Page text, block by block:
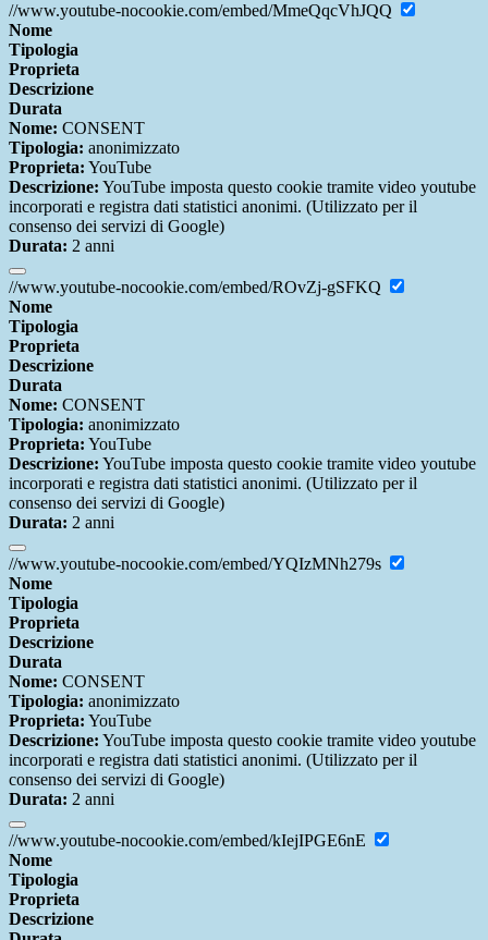
//www.youtube-nocookie.com/embed/MmeQqcVhJQQ
Nome
Tipologia
Proprieta
Descrizione
Durata
Nome: CONSENT
Tipologia: anonimizzato
Proprieta: YouTube
Descrizione: YouTube imposta questo cookie tramite video youtube
incorporati e registra dati statistici anonimi. (Utilizzato per il
consenso dei servizi di Google)
Durata: 2 anni
//www.youtube-nocookie.com/embed/ROvZj-gSFKQ
Nome
Tipologia
Proprieta
Descrizione
Durata
Nome: CONSENT
Tipologia: anonimizzato
Proprieta: YouTube
Descrizione: YouTube imposta questo cookie tramite video youtube
incorporati e registra dati statistici anonimi. (Utilizzato per il
consenso dei servizi di Google)
Durata: 2 anni
//www.youtube-nocookie.com/embed/YQIzMNh279s
Nome
Tipologia
Proprieta
Descrizione
Durata
Nome: CONSENT
Tipologia: anonimizzato
Proprieta: YouTube
Descrizione: YouTube imposta questo cookie tramite video youtube
incorporati e registra dati statistici anonimi. (Utilizzato per il
consenso dei servizi di Google)
Durata: 2 anni
//www.youtube-nocookie.com/embed/kIejIPGE6nE
Nome
Tipologia
Proprieta
Descrizione